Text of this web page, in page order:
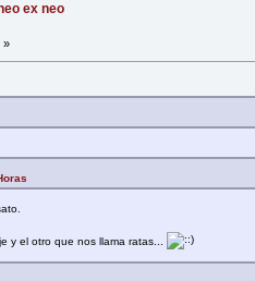
ex neo
»
y el otro que nos llama ratas...